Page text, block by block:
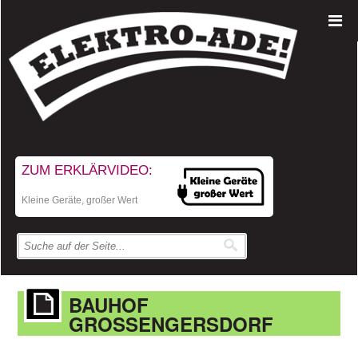
ZUM ERKLÄRVIDEO:
Kleine Geräte, großer Wert
BAUHOF
GROSSENGERSDORF